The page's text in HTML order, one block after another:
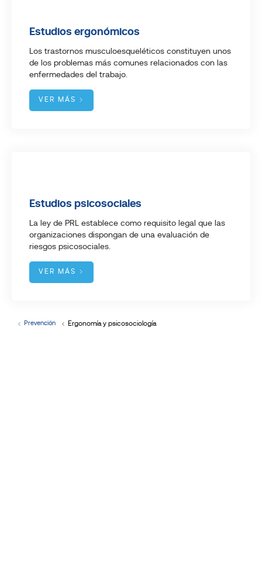
Estudios ergonómicos
Los trastornos musculoesqueléticos constituyen unos
de los problemas más comunes relacionados con las
enfermedades del trabajo.
VER MÁS
Estudios psicosociales
La ley de PRL establece como requisito legal que las
organizaciones dispongan de una evaluación de
riesgos psicosociales.
VER MÁS
Prevención Ergonomía y psicosociología